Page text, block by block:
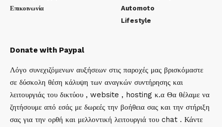
Επικοινωνία
Automoto
Lifestyle
Donate with Paypal
Λόγο συνεχιζόμενων αυξήσεων στις παροχές μας βρισκόμαστε
σε δύσκολη θέση κάλυψη των αναγκών συντήρησης και
λειτουργιάς του δικτύου , website , hosting κ.α Θα θέλαμε να
ζητήσουμε από εσάς με δωρεές την βοήθεια σας και την στήριξη
σας για την ορθή και μελλοντική λειτουργιά του chat . Κάντε